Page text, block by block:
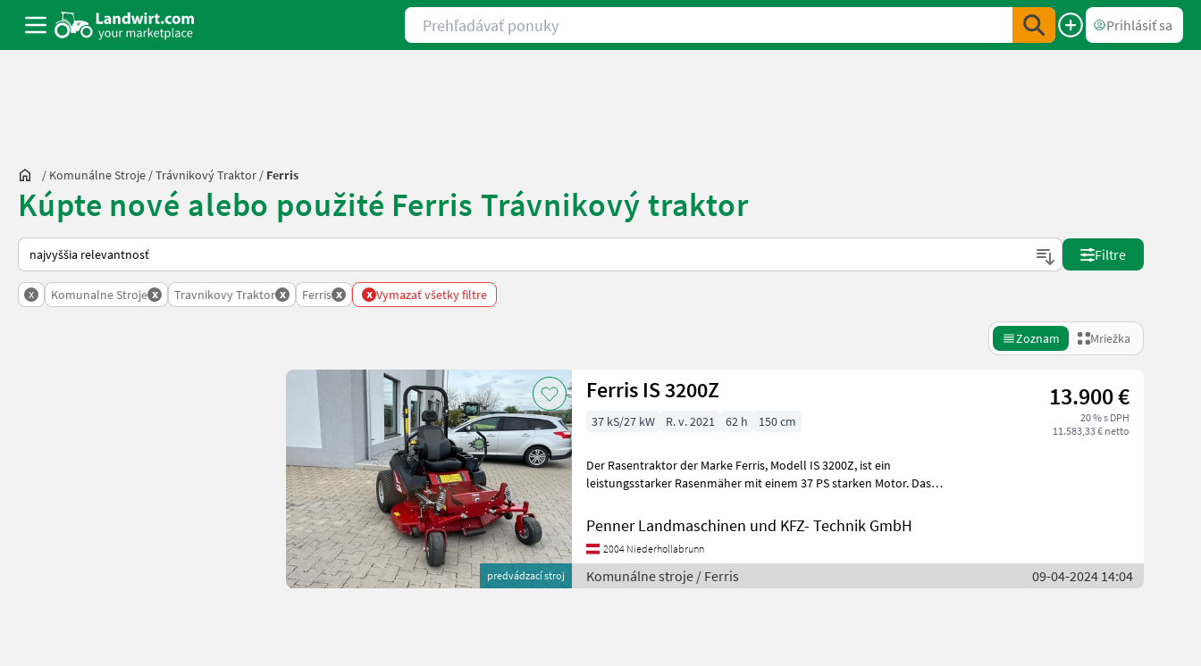
Prehľadávať ponuky
Prihlásiť sa
/ Komunálne Stroje /Trávnikový Traktor / Ferris
Kúpte nové alebo použité Ferris Trávnikový traktor
Takto sa vykonáva triedenie na Landwirt.com
Filtre
x Komunalne Stroje x Travnikovy Traktor x Ferris x x Vymazať všetky filtre
Zoznam Mriežka
predvádzací stroj
Ferris IS 3200Z 13.900 €
20 % s DPH
11.583,33 € netto
37 kS/27 kW R. v. 2021 62 h 150 cm
Der Rasentraktor der Marke Ferris, Modell IS 3200Z, ist ein
leistungsstarker Rasenmäher mit einem 37 PS starken Motor. Das
Penner Landmaschinen und KFZ- Technik GmbH
2004 Niederhollabrunn
Komunálne stroje / Ferris 09-04-2024 14:04